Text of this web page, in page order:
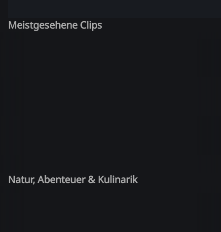
Meistgesehene Clips
Natur, Abenteuer & Kulinarik